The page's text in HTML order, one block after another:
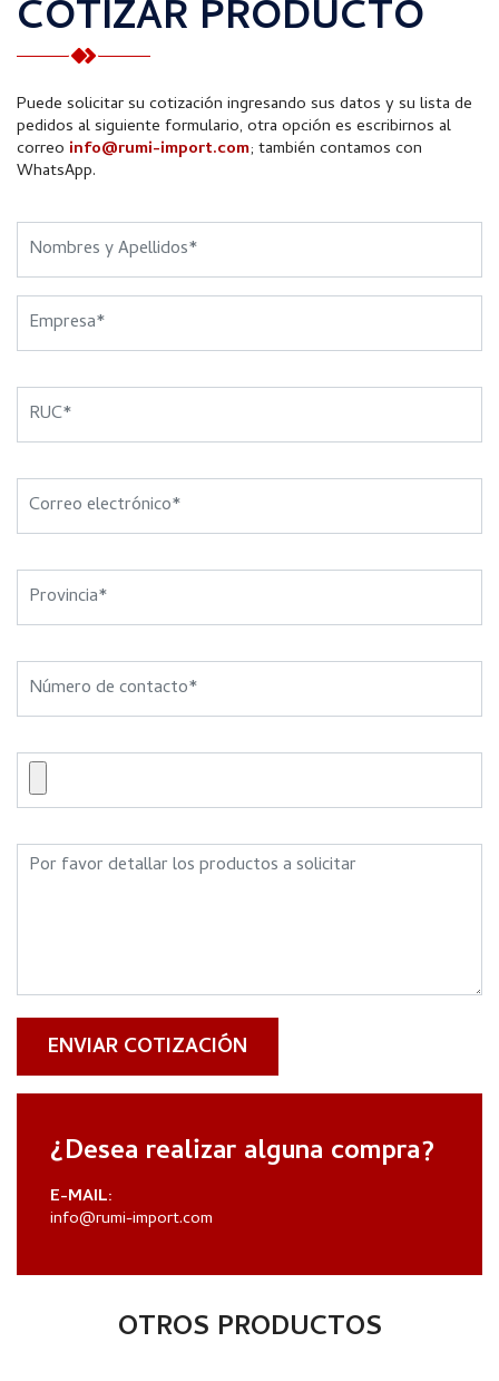
COTIZAR PRODUCTO
Puede solicitar su cotización ingresando sus datos y su lista de
pedidos al siguiente formulario, otra opción es escribirnos al
correo info@rumi-import.com; también contamos con
WhatsApp.
ENVIAR COTIZACIÓN
¿Desea realizar alguna compra?
E-MAIL:
info@rumi-import.com
OTROS PRODUCTOS